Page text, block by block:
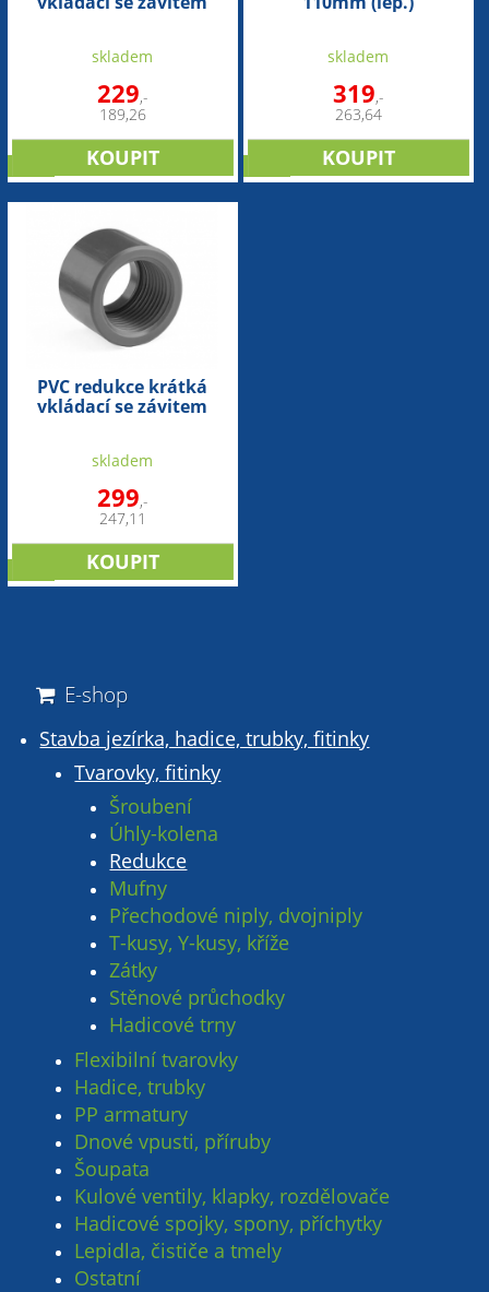
skladem
229,-
189,26
skladem
319,-
263,64
PVC redukce krátká
vkládací se závitem
skladem
299,-
247,11
E-shop
Stavba jezírka, hadice, trubky, fitinky
Tvarovky, fitinky
Šroubení
Úhly-kolena
Redukce
Mufny
Přechodové niply, dvojniply
T-kusy, Y-kusy, kříže
Zátky
Stěnové průchodky
Hadicové trny
Flexibilní tvarovky
Hadice, trubky
PP armatury
Dnové vpusti, příruby
Šoupata
Kulové ventily, klapky, rozdělovače
Hadicové spojky, spony, příchytky
Lepidla, čističe a tmely
Ostatní